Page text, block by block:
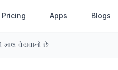
Pricing Apps Blogs
માલ વેચવાનો છે